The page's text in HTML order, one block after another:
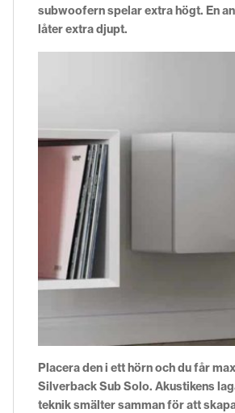
subwoofern spelar extra högt. En
låter extra djupt.
Placera den i ett hörn och du får
Silverback Sub Solo. Akustikens
teknik smälter samman för att